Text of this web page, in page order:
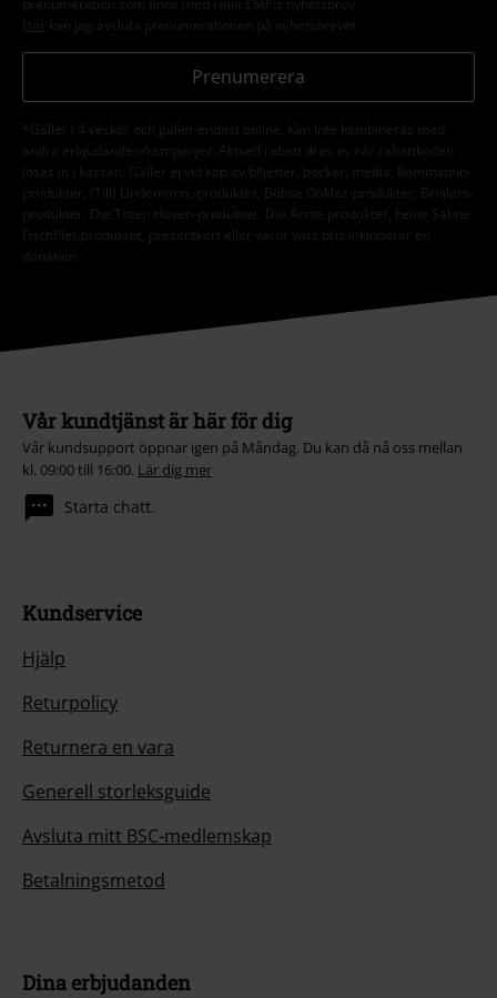
prenumeration som finns med i alla EMP:s nyhetsbrev.
Här kan jag avsluta prenumerationen på nyhetsbrevet.
Prenumerera
*Gäller i 4 veckor och gäller endast online. Kan inte kombineras med
andra erbjudanden/kampanjer. Aktuell rabatt dras av när rabattkoden
löses in i kassan. Gäller ej vid köp av biljetter, böcker, media, Rammstein-
produkter, (Till) Lindemann,-produkter, Böhse Onklez-produkter, Broilers-
produkter, Die Toten Hosen-produkter, Die Ärzte-produkter, Feine Sahne
Fischfilet-produkter, presentkort eller varor vars pris inkluderar en
donation.
Vår kundtjänst är här för dig
Vår kundsupport öppnar igen på Måndag. Du kan då nå oss mellan
kl. 09:00 till 16:00. Lär dig mer
Starta chatt.
Kundservice
Hjälp
Returpolicy
Returnera en vara
Generell storleksguide
Avsluta mitt BSC-medlemskap
Betalningsmetod
Dina erbjudanden